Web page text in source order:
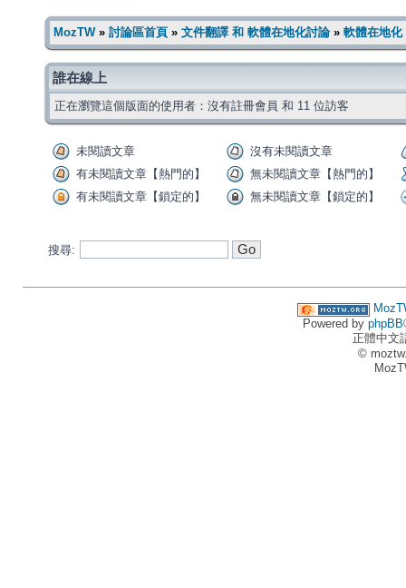
MozTW» 討論區首頁 » 文件翻譯 和 軟體在地化討論 » 軟體在地化
誰在線上
正在瀏覽這個版面的使用者：沒有註冊會員 和 11 位訪客
未閱讀文章
沒有未閱讀文章
有未閱讀文章【熱門的】
無未閱讀文章【熱門的】
有未閱讀文章【鎖定的】
無未閱讀文章【鎖定的】
搜尋:
Powered by phpBB
正體中文
©